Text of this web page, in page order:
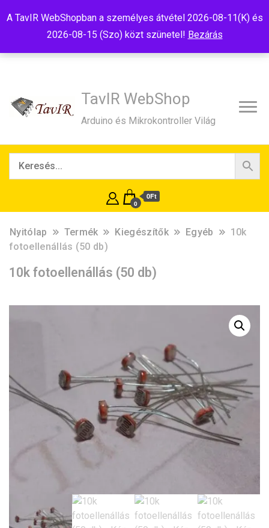
A TavIR WebShopban a személyes átvétel 2026-08-11(K) és
2026-08-15 (Szo) közt szünetel! Bezárás
TavIR WebShop
Arduino és Mikrokontroller Világ
0
0Ft
Nyitólap Termék Kiegészítők Egyéb
10k
fotoellenállás (50 db)
10k fotoellenállás (50 db)